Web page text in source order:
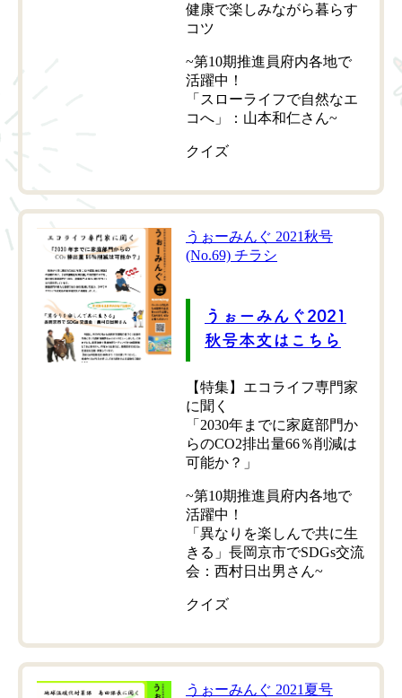
健康で楽しみながら暮らす
コツ
~第10期推進員府内各地で
活躍中！
「スローライフで自然なエ
コへ」：山本和仁さん~
クイズ
うぉーみんぐ 2021秋号
(No.69) チラシ
うぉーみんぐ2021
秋号本文はこちら
【特集】エコライフ専門家
に聞く
「2030年までに家庭部門か
らのCO2排出量66％削減は
可能か？」
~第10期推進員府内各地で
活躍中！
「異なりを楽しんで共に生
きる」長岡京市でSDGs交流
会：西村日出男さん~
クイズ
うぉーみんぐ 2021夏号